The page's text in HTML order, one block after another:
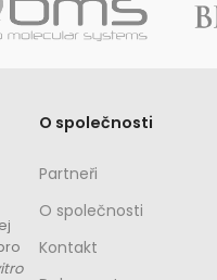
O společnosti
Partneři
O společnosti
Kontakt